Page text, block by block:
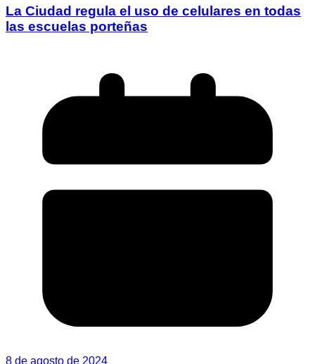
La Ciudad regula el uso de celulares en todas
las escuelas porteñas
8 de agosto de 2024